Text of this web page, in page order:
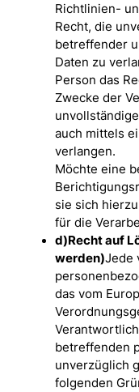
Richtlinien-
Recht, die
betreffender
Daten zu
Person das
Zwecke der
auch mittels
verlangen.
Möchte eine
sie sich
für die
d)Recht auf
werden)Jede
das vom
betreffenden
unverzüglich
folgenden